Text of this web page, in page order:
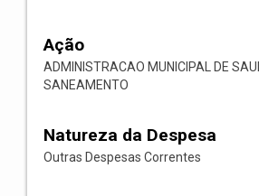
Ação
ADMINISTRACAO MUNICIPAL DE
SANEAMENTO
Natureza da Despesa
Outras Despesas Correntes